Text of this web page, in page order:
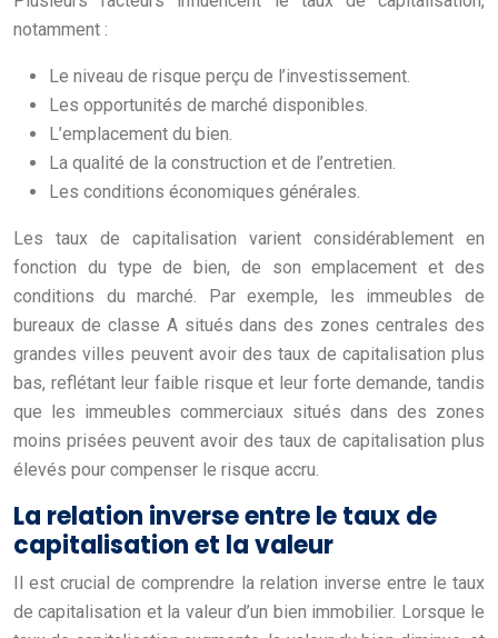
notamment :
Le niveau de risque perçu de l’investissement.
Les opportunités de marché disponibles.
L’emplacement du bien.
La qualité de la construction et de l’entretien.
Les conditions économiques générales.
Les taux de capitalisation varient considérablement en
fonction du type de bien, de son emplacement et des
conditions du marché. Par exemple, les immeubles de
bureaux de classe A situés dans des zones centrales des
grandes villes peuvent avoir des taux de capitalisation plus
bas, reflétant leur faible risque et leur forte demande, tandis
que les immeubles commerciaux situés dans des zones
moins prisées peuvent avoir des taux de capitalisation plus
élevés pour compenser le risque accru.
La relation inverse entre le taux de
capitalisation et la valeur
Il est crucial de comprendre la relation inverse entre le taux
de capitalisation et la valeur d’un bien immobilier. Lorsque le